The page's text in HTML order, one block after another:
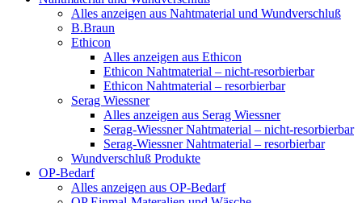
Alles anzeigen aus Nahtmaterial und Wundverschluß
B.Braun
Ethicon
Alles anzeigen aus Ethicon
Ethicon Nahtmaterial – nicht-resorbierbar
Ethicon Nahtmaterial – resorbierbar
Serag Wiessner
Alles anzeigen aus Serag Wiessner
Serag-Wiessner Nahtmaterial – nicht-resorbierbar
Serag-Wiessner Nahtmaterial – resorbierbar
Wundverschluß Produkte
OP-Bedarf
Alles anzeigen aus OP-Bedarf